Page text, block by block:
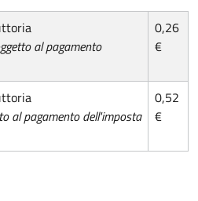
al pagamento
0,26
€
al pagamento dell'imposta
0,52
€